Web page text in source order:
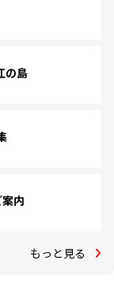
の島
内
もっと見る